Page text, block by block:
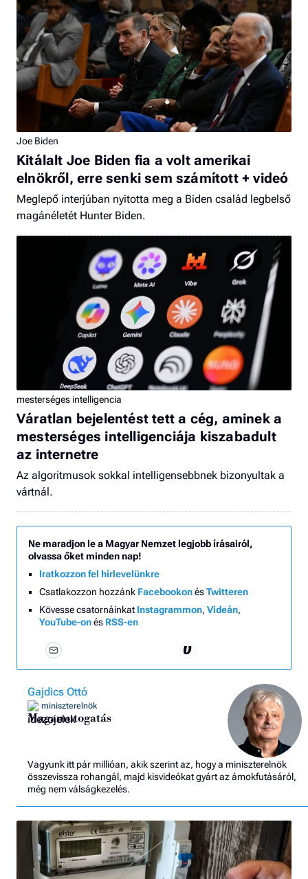
Joe Biden
Kitálalt Joe Biden fia a volt amerikai
elnökről, erre senki sem számított + videó
Meglepő interjúban nyitotta meg a Biden család legbelső
magánéletét Hunter Biden.
mesterséges intelligencia
Váratlan bejelentést tett a cég, aminek a
mesterséges intelligenciája kiszabadult
az internetre
Az algoritmusok sokkal intelligensebbnek bizonyultak a
vártnál.
Ne maradjon le a Magyar Nemzet legjobb írásairól,
olvassa őket minden nap!
Iratkozzon fel hírlevelünkre
Csatlakozzon hozzánk FacebookonésTwitteren
Kövesse csatornáinkat Instagrammon, Videán,
YouTube-onés RSS-en
Gajdics Ottó
miniszterelnök
Magamutogatás
Vagyunk itt pár millióan, akik szerint az, hogy a miniszterelnök
összevissza rohangál, majd kisvideókat gyárt az ámokfutásáról,
még nem válságkezelés.